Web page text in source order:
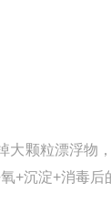
大颗粒漂浮物
+沉淀+消毒后